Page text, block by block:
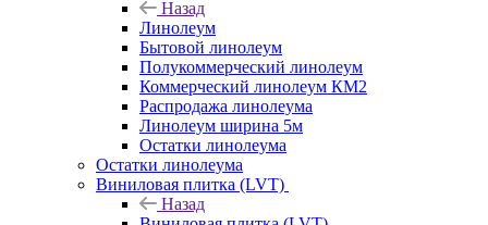
Назад
Линолеум
Бытовой линолеум
Полукоммерческий линолеум
Коммерческий линолеум КМ2
Распродажа линолеума
Линолеум ширина 5м
Остатки линолеума
Остатки линолеума
Виниловая плитка (LVT)
Назад